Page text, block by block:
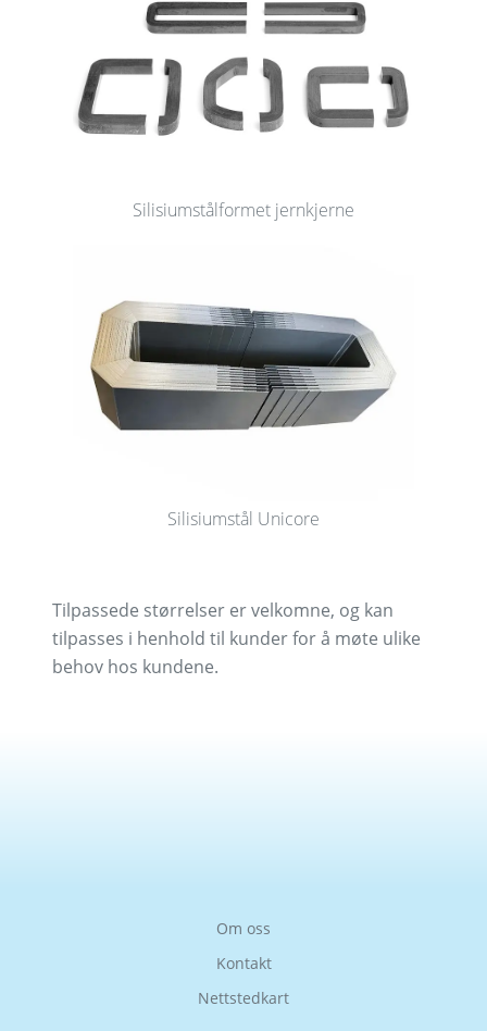
Silisiumstålformet jernkjerne
Silisiumstål Unicore
Tilpassede størrelser er velkomne, og kan
tilpasses i henhold til kunder for å møte ulike
behov hos kundene.
Om oss
Kontakt
Nettstedkart